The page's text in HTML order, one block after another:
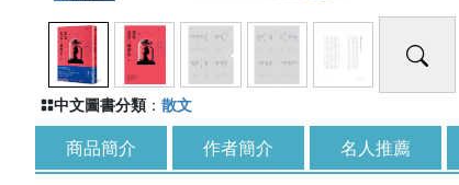
中文圖書分類 ： 散文
商品簡介 作者簡介 名人推薦